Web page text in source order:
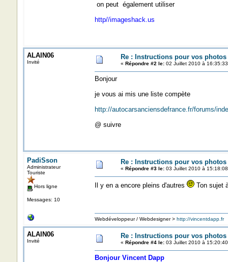
on peut également utiliser
http//imageshack.us
ALAIN06
Invité
Re : Instructions pour vos photos
« Répondre #2 le:02 Juillet 2010 à
Bonjour
je vous ai mis une liste compète
http://autocarsanciensdefrance.fr/forums/
@ suivre
PadiSson
Administrateur
Touriste
Hors ligne
Messages: 10
Re : Instructions pour vos photos
« Répondre #3 le:03 Juillet 2010 à
Il y en a encore pleins d'autres Ton sujet
Webdéveloppeur / Webdesigner > http://vincentdapp.fr
ALAIN06
Invité
Re : Instructions pour vos photos
« Répondre #4 le:03 Juillet 2010 à
Bonjour Vincent Dapp